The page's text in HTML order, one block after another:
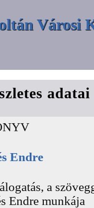
Városi
adatai
Endre
a
Endre munkája